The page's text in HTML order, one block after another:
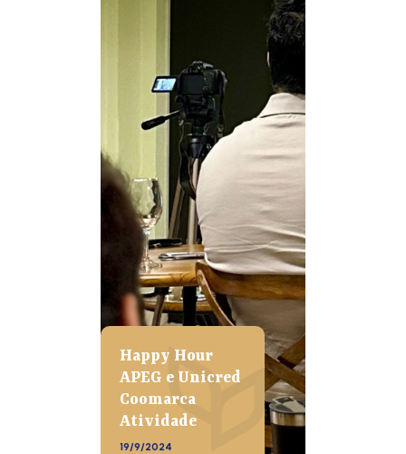
Happy Hour
APEG e Unicred
Coomarca
Atividade
19/9/2024